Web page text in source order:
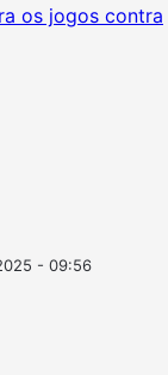
os jogos contra
- 09:56